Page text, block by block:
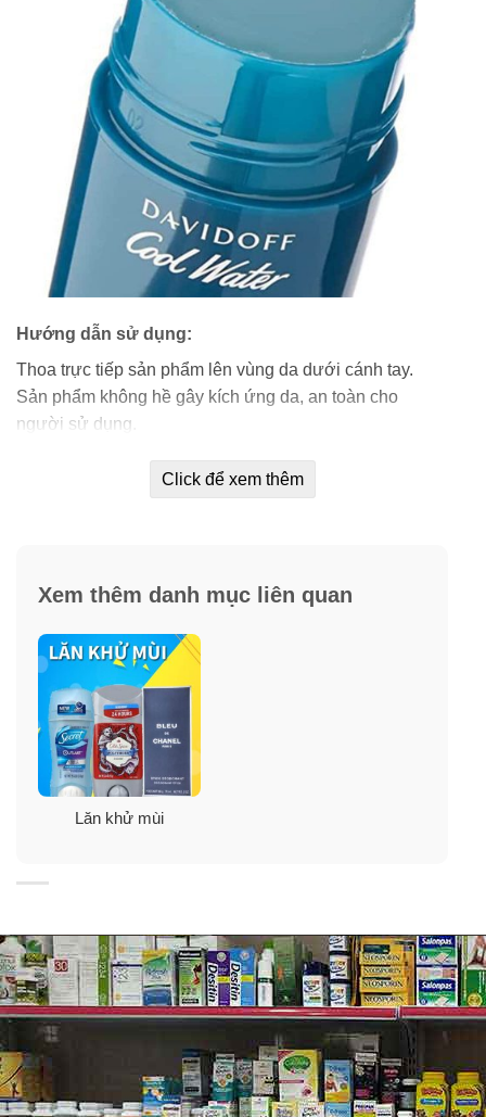
Hướng dẫn sử dụng:
Thoa trực tiếp sản phẩm lên vùng da dưới cánh tay.
Sản phẩm không hề gây kích ứng da, an toàn cho
người sử dụng.
Click để xem thêm
Xem thêm danh mục liên quan
Lăn khử mùi